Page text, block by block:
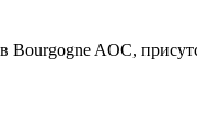
Bourgogne AOC,